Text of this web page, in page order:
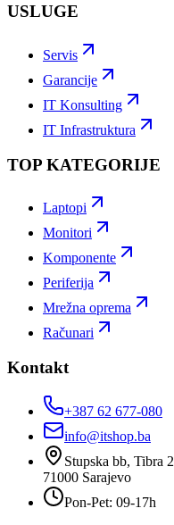
USLUGE
Servis
Garancije
IT Konsulting
IT Infrastruktura
TOP KATEGORIJE
Laptopi
Monitori
Komponente
Periferija
Mrežna oprema
Računari
Kontakt
+387 62 677-080
info@itshop.ba
Stupska bb, Tibra 2
71000 Sarajevo
Pon-Pet: 09-17h